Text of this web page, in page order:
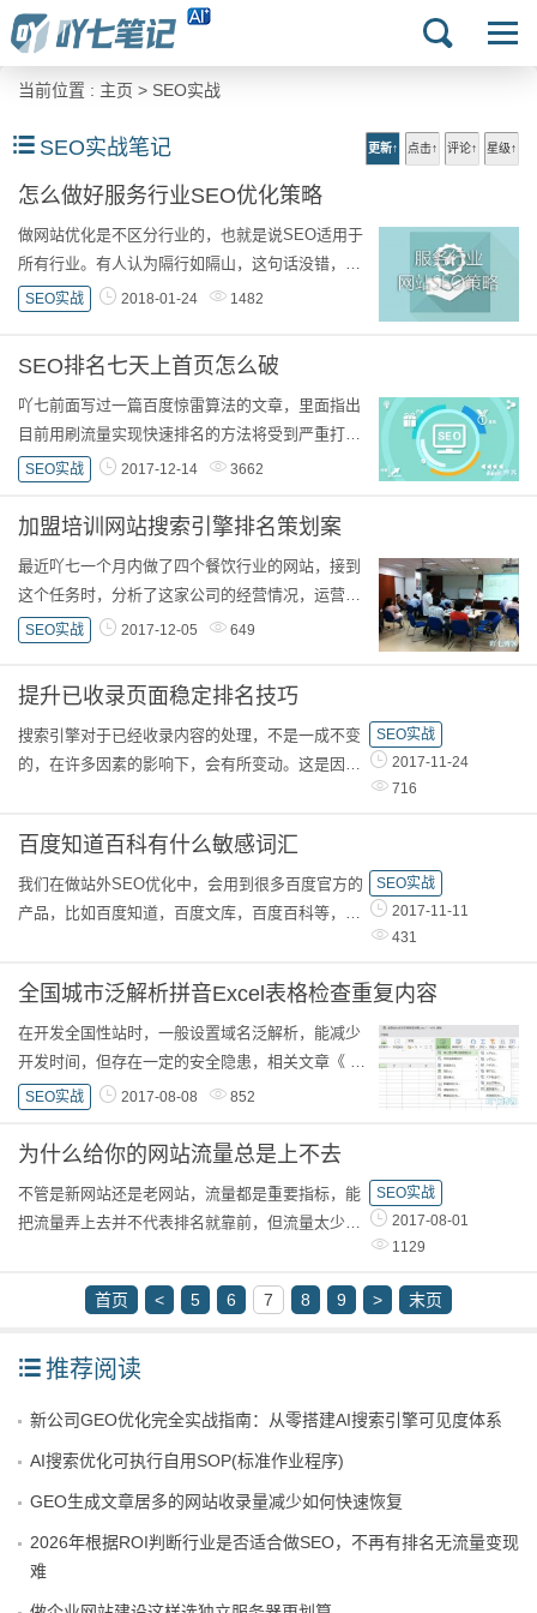
当前位置 : 主页 > SEO实战
SEO实战笔记 更新↑ 点击↑ 评论↑ 星级↑
怎么做好服务行业SEO优化策略
做网站优化是不区分行业的，也就是说SEO适用于
所有行业。有人认为隔行如隔山，这句话没错，但
吖七认为，SEO不只是一种技术而应该是一种思
一家企业...
SEO实战 2018-01-24 1482
SEO排名七天上首页怎么破
吖七前面写过一篇百度惊雷算法的文章，里面指出
目前用刷流量实现快速排名的方法将受到严重打
击。是不是说我们SEO排名难度增加了或者快速排
SEO实战 2017-12-14 3662
加盟培训网站搜索引擎排名策划案
最近吖七一个月内做了四个餐饮行业的网站，接到
这个任务时，分析了这家公司的经营情况，运营的
产品较为分散，如果用一个网站去做的话，就非常
的...
SEO实战 2017-12-05 649
提升已收录页面稳定排名技巧
搜索引擎对于已经收录内容的处理，不是一成不变
的，在许多因素的影响下，会有所变动。这是因为
些...
SEO实战
2017-11-24
716
百度知道百科有什么敏感词汇
我们在做站外SEO优化中，会用到很多百度官方的
产品，比如百度知道，百度文库，百度百科等，随
网络...
SEO实战
2017-11-11
431
全国城市泛解析拼音Excel表格检查重复内容
在开发全国性站时，一般设置域名泛解析，能减少
开发时间，但存在一定的安全隐患，相关文章《 泛
解析对SEO优化的影响 》。下一个全国城市名称及
解，还...
SEO实战 2017-08-08 852
为什么给你的网站流量总是上不去
不管是新网站还是老网站，流量都是重要指标，能
把流量弄上去并不代表排名就靠前，但流量太少，
SEO实战
2017-08-01
1129
首页 < 5 6 7 8 9 > 末页
推荐阅读
新公司GEO优化完全实战指南：从零搭建AI搜索引擎可见度体系
AI搜索优化可执行自用SOP(标准作业程序)
GEO生成文章居多的网站收录量减少如何快速恢复
2026年根据ROI判断行业是否适合做SEO，不再有排名无流量变现
难